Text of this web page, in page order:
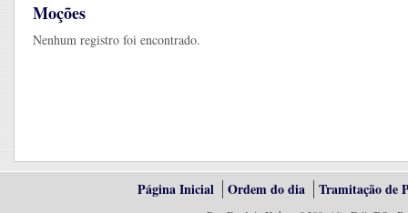
Moções
Nenhum registro foi encontrado.
Página Inicial Ordem do dia Tramitação de